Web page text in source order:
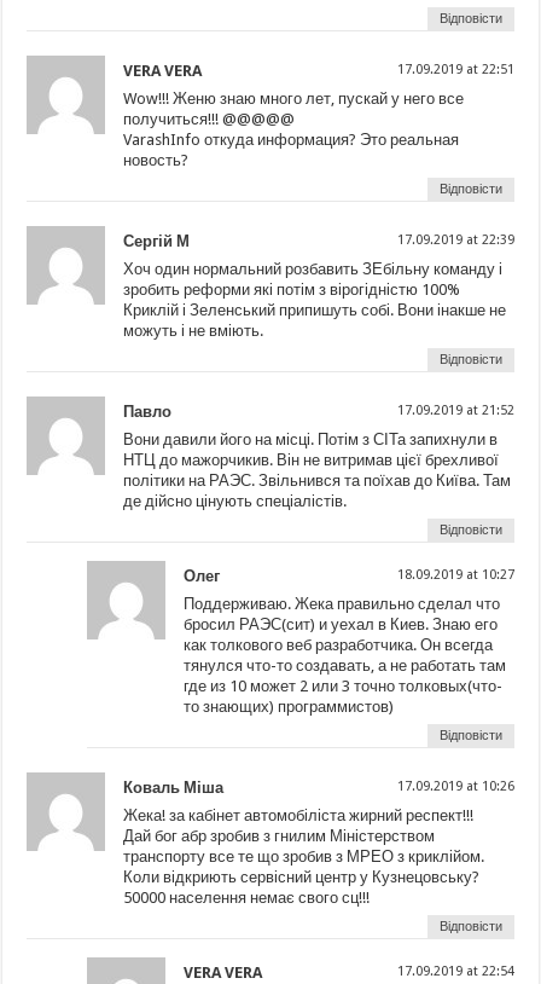
Відповісти
VERA VERA 17.09.2019 at 22:51
Wow!!! Женю знаю много лет, пускай у него все
получиться!!! @@@@@
VarashInfo откуда информация? Это реальная
новость?
Відповісти
Сергій М 17.09.2019 at 22:39
Хоч один нормальний розбавить ЗЕбільну команду і
зробить реформи які потім з вірогідністю 100%
Криклій і Зеленський припишуть собі. Вони інакше не
можуть і не вміють.
Відповісти
Павло 17.09.2019 at 21:52
Вони давили його на місці. Потім з СІТа запихнули в
НТЦ до мажорчикив. Він не витримав цієї брехливої
політики на РАЭС. Звільнився та поїхав до Київа. Там
де дійсно цінують спеціалістів.
Відповісти
Олег 18.09.2019 at 10:27
Поддерживаю. Жека правильно сделал что
бросил РАЭС(сит) и уехал в Киев. Знаю его
как толкового веб разработчика. Он всегда
тянулся что-то создавать, а не работать там
где из 10 может 2 или 3 точно толковых(что-
то знающих) программистов)
Відповісти
Коваль Міша 17.09.2019 at 10:26
Жека! за кабінет автомобіліста жирний респект!!!
Дай бог абр зробив з гнилим Міністерством
транспорту все те що зробив з МРЕО з криклійом.
Коли відкриють сервісний центр у Кузнецовську?
50000 населення немає свого сц!!!
Відповісти
VERA VERA 17.09.2019 at 22:54